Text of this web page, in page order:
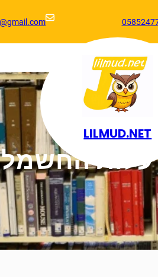
LILMUD.NET
החשמל